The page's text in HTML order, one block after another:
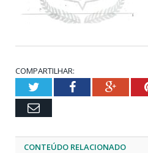
COMPARTILHAR:
TwitterFacebook
Email
CONTEÚDO RELACIONADO